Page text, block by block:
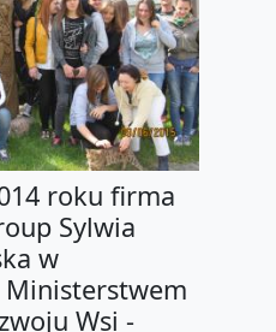
roku firma
Sylwia
w
Wsi -